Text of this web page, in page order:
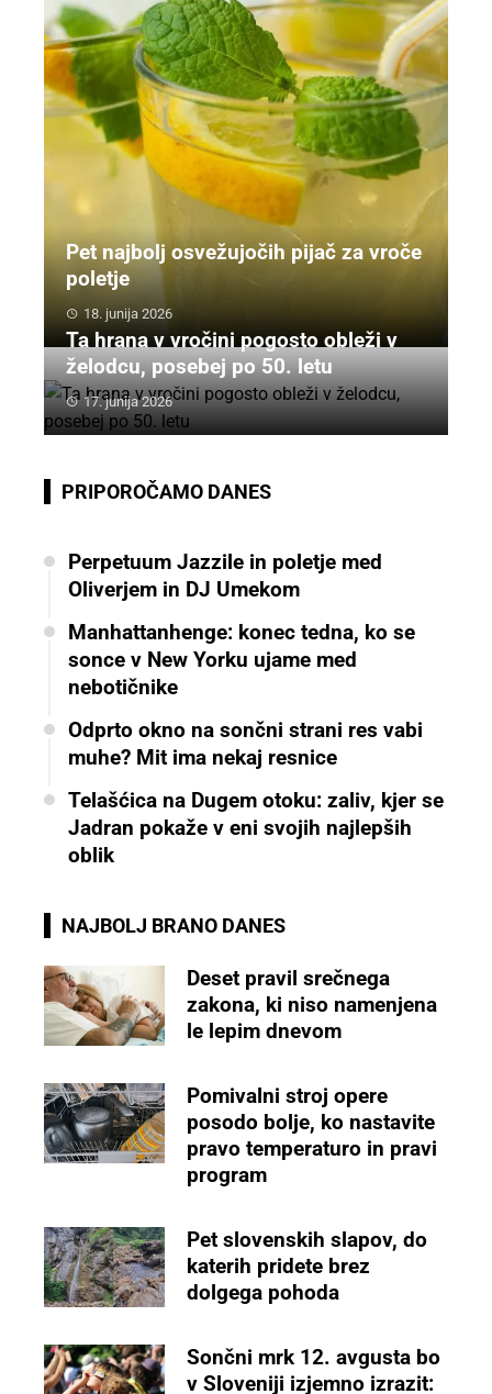
Pet najbolj osvežujočih pijač za vroče
poletje
18. junija 2026
Ta hrana v vročini pogosto obleži v
želodcu, posebej po 50. letu
17. junija 2026
PRIPOROČAMO DANES
Perpetuum Jazzile in poletje med
Oliverjem in DJ Umekom
Manhattanhenge: konec tedna, ko se
sonce v New Yorku ujame med
nebotičnike
Odprto okno na sončni strani res vabi
muhe? Mit ima nekaj resnice
Telašćica na Dugem otoku: zaliv, kjer se
Jadran pokaže v eni svojih najlepših
oblik
NAJBOLJ BRANO DANES
Deset pravil srečnega
zakona, ki niso namenjena
le lepim dnevom
Pomivalni stroj opere
posodo bolje, ko nastavite
pravo temperaturo in pravi
program
Pet slovenskih slapov, do
katerih pridete brez
dolgega pohoda
Sončni mrk 12. avgusta bo
v Sloveniji izjemno izrazit: